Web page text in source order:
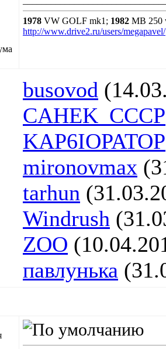
1978 VW GOLF mk1; 1982 MB 250
http://www.drive2.ru/users/megapavel/
busovod
CAHEK_CCCP
KAP6IOPATOP
mironovmax
tarhun
Windrush
ZOO
павлунька